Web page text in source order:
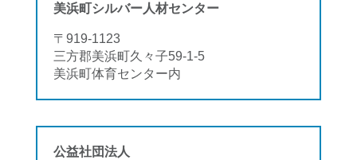
美浜町シルバー人材センター
〒919-1123
三方郡美浜町久々子59-1-5
美浜町体育センター内
公益社団法人